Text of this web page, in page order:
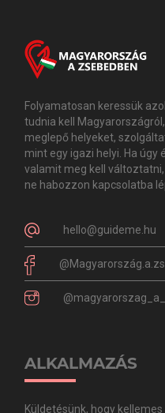
Folyamatosan keressük
tudnia kell
meglepő helyeket,
mint egy igazi helyi. Ha úgy
valamit meg kell
ne habozzon kapcsolatba
hello@guideme.hu
ALKALMAZÁS
Küldetésünk, hogy